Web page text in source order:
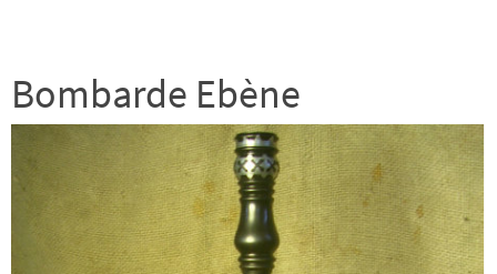
Bombarde Ebène